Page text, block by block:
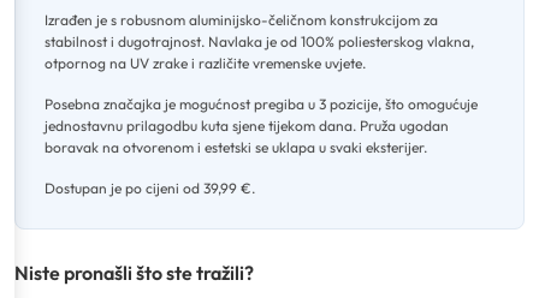
Izrađen je s robusnom aluminijsko-čeličnom konstrukcijom za
stabilnost i dugotrajnost. Navlaka je od 100% poliesterskog vlakna,
otpornog na UV zrake i različite vremenske uvjete.
Posebna značajka je mogućnost pregiba u 3 pozicije, što omogućuje
jednostavnu prilagodbu kuta sjene tijekom dana. Pruža ugodan
boravak na otvorenom i estetski se uklapa u svaki eksterijer.
Dostupan je po cijeni od 39,99 €.
Niste pronašli što ste tražili?